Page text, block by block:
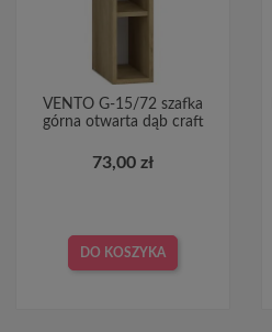
VENTO G-15/72 szafka
górna otwarta dąb craft
73,00 zł
DO KOSZYKA